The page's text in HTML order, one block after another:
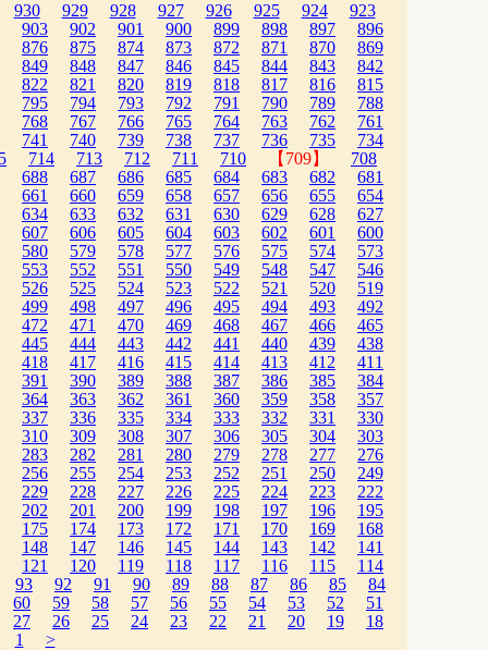
930 929 928 927 926 925 924
923
903
902 901 900 899 898 897
896
876
875 874 873 872 871 870
869
849
848 847 846 845 844 843
842
822
821 820 819 818 817 816
815
795
794 793 792 791 790 789
788
768
767 766 765 764 763 762
761
741
740 739 738 737 736 735
734
714 713 712 711 710 【709】
708
688
687 686 685 684 683 682
681
661
660 659 658 657 656 655
654
634
633 632 631 630 629 628
627
607
606 605 604 603 602 601
600
580
579 578 577 576 575 574
573
553
552 551 550 549 548 547
546
526
525 524 523 522 521 520
519
499
498 497 496 495 494 493
492
472
471 470 469 468 467 466
465
445
444 443 442 441 440 439
438
418
417 416 415 414 413 412
411
391
390 389 388 387 386 385
384
364
363 362 361 360 359 358
357
337
336 335 334 333 332 331
330
310
309 308 307 306 305 304
303
283
282 281 280 279 278 277
276
256
255 254 253 252 251 250
249
229
228 227 226 225 224 223
222
202
201 200 199 198 197 196
195
175
174 173 172 171 170 169
168
148
147 146 145 144 143 142
141
121
120 119 118 117 116 115
114
93
92 91 90 89 88 87 86 85
84
60
59 58 57 56 55 54 53 52
51
27
26 25 24 23 22 21 20 19
18
1
>